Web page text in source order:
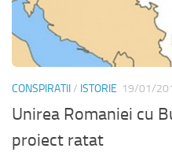
CONSPIRATII/ ISTORIE 19/01/
Unirea Romaniei cu
proiect ratat